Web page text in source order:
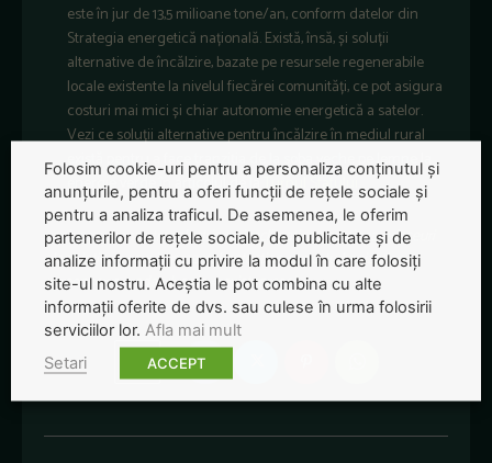
este în jur de 13,5 milioane tone/an, conform datelor din
Strategia energetică națională. Există, însă, și soluții
alternative de încălzire, bazate pe resursele regenerabile
locale existente la nivelul fiecărei comunități, ce pot asigura
costuri mai mici și chiar autonomie energetică a satelor.
Vezi ce soluții alternative pentru încălzire în mediul rural
există pentru a face tranziția de la soba veche pe lemne la
energie verde în articolul de laTurnul Sfatului .
#poluareurbana #trenelectric #crizaclimatica #gestionaredeseuri
#legislatieue #environmentalprotection #smarturbanization
#greennews #radarulverde #revistapresei
Folosim cookie-uri pentru a personaliza conținutul și
anunțurile, pentru a oferi funcții de rețele sociale și
pentru a analiza traficul. De asemenea, le oferim
partenerilor de rețele sociale, de publicitate și de
analize informații cu privire la modul în care folosiți
site-ul nostru. Aceștia le pot combina cu alte
informații oferite de dvs. sau culese în urma folosirii
serviciilor lor. Afla mai mult
Setari
ACCEPT